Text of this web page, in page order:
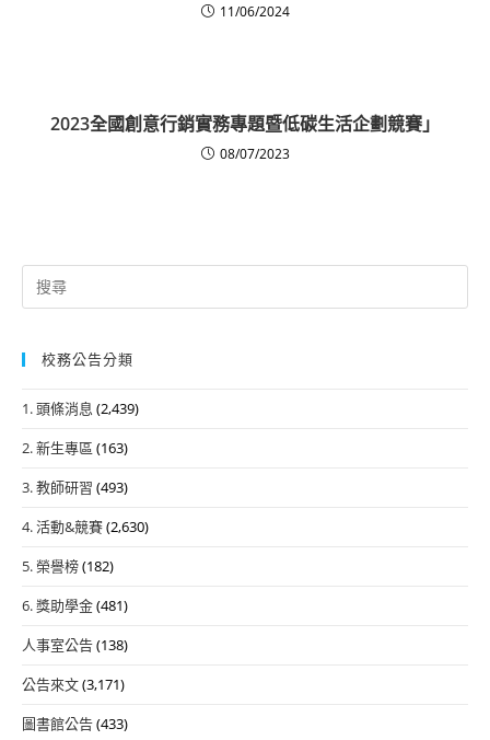
11/06/2024
2023全國創意行銷實務專題暨低碳生活企劃競賽」
08/07/2023
Search
for:
校務公告分類
1. 頭條消息 (2,439)
2. 新生專區 (163)
3. 教師研習 (493)
4. 活動&競賽(2,630)
5. 榮譽榜(182)
6. 獎助學金(481)
人事室公告(138)
公告來文(3,171)
圖書館公告(433)